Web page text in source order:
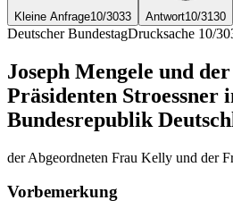
Kleine Anfrage10/3033 Antwort10/3130
Deutscher BundestagDrucksache 10/
Joseph Mengele und der
Präsidenten Stroessner
Bundesrepublik
der Abgeordneten Frau Kelly und der
Vorbemerkung